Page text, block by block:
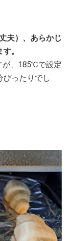
夫）、あらかじ
。
が、185℃で設定
ったりでし